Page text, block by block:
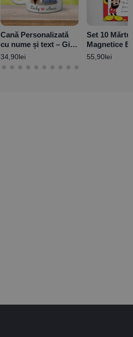
Cană Personalizată
cu nume și text – Girl
and Dog M1
34,90lei
Set 10
Magnetice
55,90lei